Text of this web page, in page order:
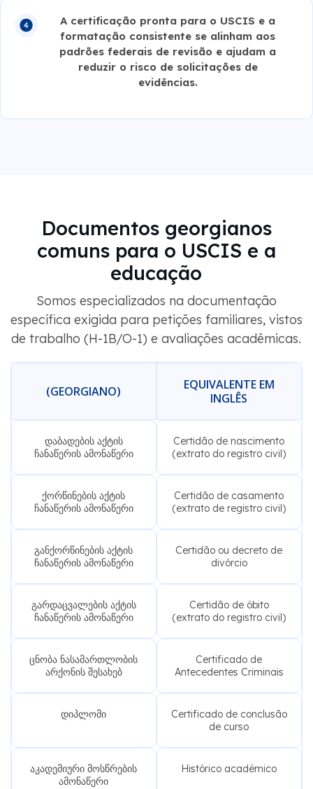
A certificação pronta para o USCIS e a
formatação consistente se alinham aos
padrões federais de revisão e ajudam a
reduzir o risco de solicitações de
evidências.
Documentos georgianos
comuns para o USCIS e a
educação
Somos especializados na documentação
específica exigida para petições familiares, vistos
de trabalho (H-1B/O-1) e avaliações acadêmicas.
(GEORGIANO)
EQUIVALENTE EM
INGLÊS
დაბადების აქტის
ჩანაწერის ამონაწერი
Certidão de nascimento
(extrato do registro civil)
ქორწინების აქტის
ჩანაწერის ამონაწერი
Certidão de casamento
(extrato de registro civil)
განქორწინების აქტის
ჩანაწერის ამონაწერი
Certidão ou decreto de
divórcio
გარდაცვალების აქტის
ჩანაწერის ამონაწერი
Certidão de óbito
(extrato do registro civil)
ცნობა ნასამართლობის
არქონის შესახებ
Certificado de
Antecedentes Criminais
დიპლომი
Certificado de conclusão
de curso
აკადემიური მოსწრების
ამონაწერი
Histórico acadêmico